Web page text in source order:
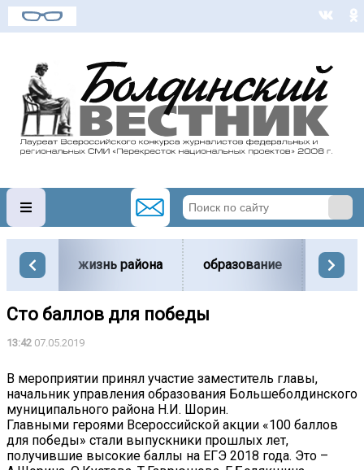
жизнь района образование
Сто баллов для победы
13:42 07.05.2019
В мероприятии принял участие заместитель главы,
начальник управления образования Большеболдинского
муниципального района Н.И. Шорин.
Главными героями Всероссийской акции «100 баллов
для победы» стали выпускники прошлых лет,
получившие высокие баллы на ЕГЭ 2018 года. Это –